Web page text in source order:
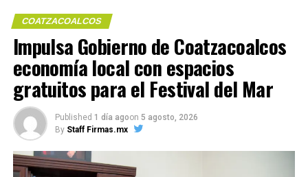
Me gusta esto:
COATZACOALCOS
Impulsa Gobierno de Coatzacoalcos
economía local con espacios
gratuitos para el Festival del Mar
Published 1 día agoon 5 agosto, 2026
By Staff Firmas.mx